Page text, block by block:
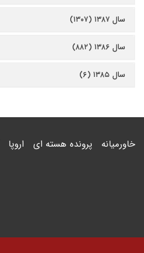
سال ۱۳۸۷ (۱۳۰۷)
سال ۱۳۸۶ (۸۸۲)
سال ۱۳۸۵ (۶)
خاورمیانه پرونده هسته ای اروپا